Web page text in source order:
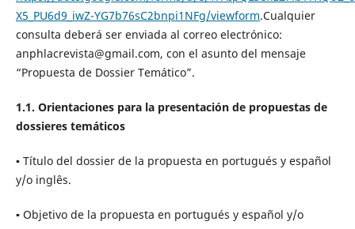
X5_PU6d9_iwZ-YG7b76sC2bnpi1NFg/viewform.Cualquier
consulta deberá ser enviada al correo electrónico:
anphlacrevista@gmail.com, con el asunto del mensaje
“Propuesta de Dossier Temático”.
1.1. Orientaciones para la presentación de propuestas de
dossieres temáticos
▪ Título del dossier de la propuesta en portugués y español
y/o inglês.
▪ Objetivo de la propuesta en portugués y español y/o